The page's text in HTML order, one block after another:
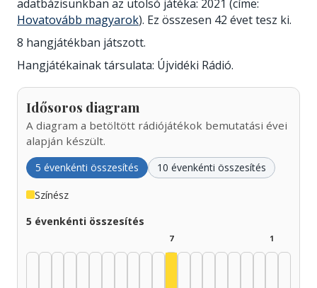
adatbázisunkban az utolsó játéka: 2021 (címe:
Hovatovább magyarok). Ez összesen 42 évet tesz ki.
8 hangjátékban játszott.
Hangjátékainak társulata: Újvidéki Rádió.
Idősoros diagram
A diagram a betöltött rádiójátékok bemutatási évei
alapján készült.
5 évenkénti összesítés 10 évenkénti összesítés
Színész
5 évenkénti összesítés
7 1